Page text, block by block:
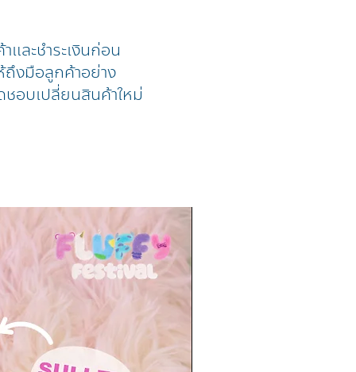
ละชำระเงินก่อน
ถึงมือลูกค้าอย่าง
อบเปลี่ยนสินค้าใหม่